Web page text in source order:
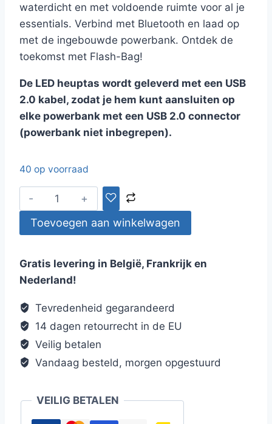
waterdicht en met voldoende ruimte voor al je
essentials. Verbind met Bluetooth en laad op
met de ingebouwde powerbank. Ontdek de
toekomst met Flash-Bag!
De LED heuptas wordt geleverd met een USB
2.0 kabel, zodat je hem kunt aansluiten op
elke powerbank met een USB 2.0 connector
(powerbank niet inbegrepen).
40 op voorraad
Flash-
Bag
Waist
LED
Heuptas
Toevoegen aan winkelwagen
Gratis levering in België, Frankrijk en
Nederland!
Tevredenheid gegarandeerd
14 dagen retourrecht in de EU
Veilig betalen
Vandaag besteld, morgen opgestuurd
VEILIG BETALEN